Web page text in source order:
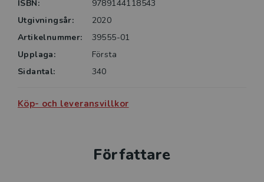
ISBN:
9789144118543
Utgivningsår:
2020
Artikelnummer:
39555-01
Upplaga:
Första
Sidantal:
340
Köp- och leveransvillkor
Författare